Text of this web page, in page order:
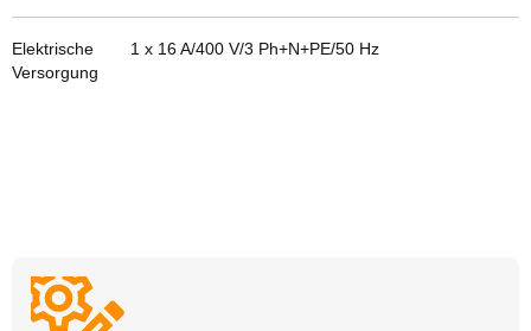
Elektrische
Versorgung
1 x 16 A/400 V/3 Ph+N+PE/50 Hz